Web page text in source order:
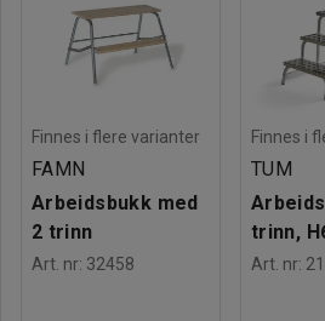
Finnes i flere varianter
FAMN
Arbeidsbukk med
2 trinn
Art. nr: 32458
Finnes i
TUM
trinn,
Art. nr: